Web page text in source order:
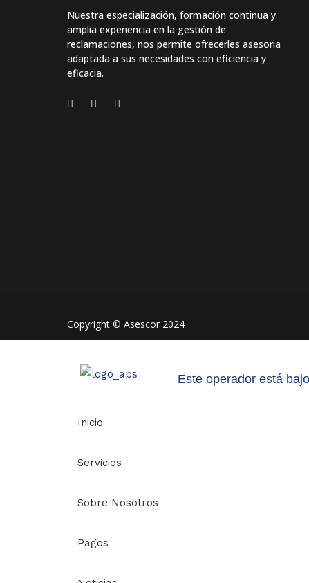
Nuestra especialización, formación continua y
amplia experiencia en la gestión de
reclamaciones, nos permite ofrecerles asesoria
adaptada a sus necesidades con eficiencia y
eficacia.
Copyright © Asescor 2024
Este operador está
Inicio
Servicios
Sobre Nosotros
Pagos